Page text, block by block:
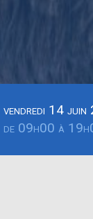
vendredi 14
de 09h00 à